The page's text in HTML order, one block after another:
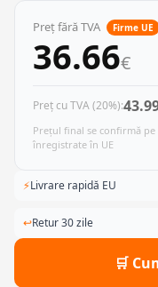
Preț fără TVA Firme UE
36.66€
Preț cu TVA (20%):
Prețul final se confirmă pe
înregistrate în UE
⚡Livrare rapidă EU
↩Retur 30 zile
🛒